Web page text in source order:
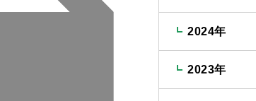
2024年
2023年